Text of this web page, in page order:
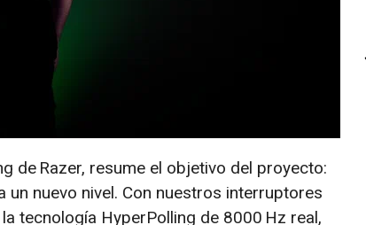
de Razer, resume el objetivo del proyecto:
nuevo nivel. Con nuestros interruptores
tecnología HyperPolling de 8000 Hz real,